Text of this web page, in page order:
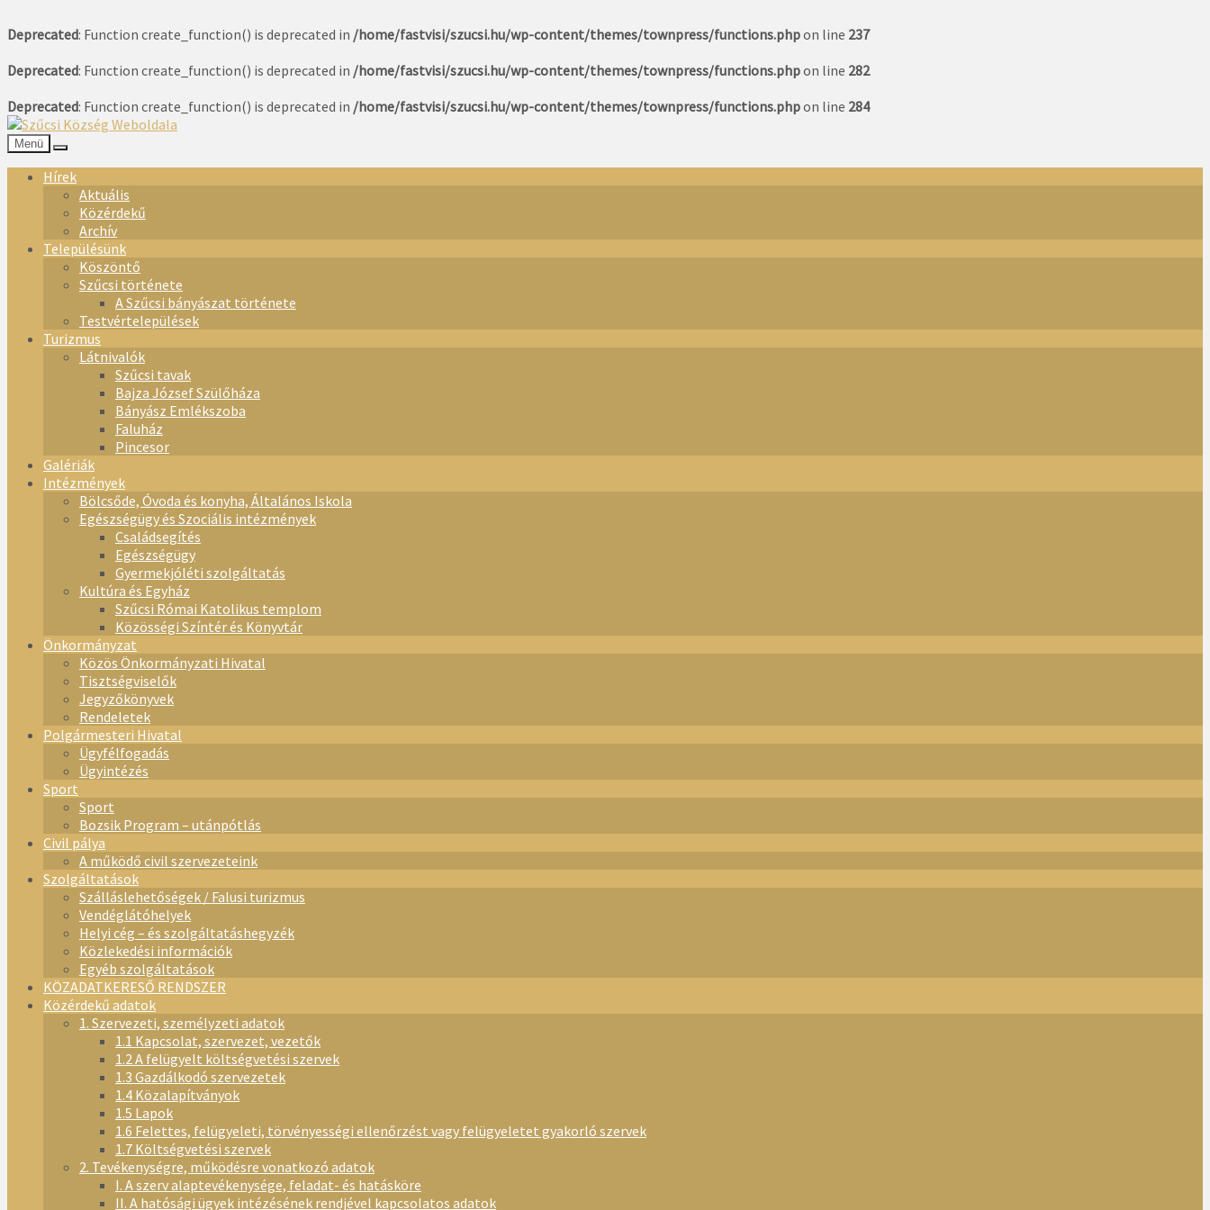
Deprecated: Function create_function() is deprecated in /home/fastvisi/szucsi.hu/wp-content/themes/townpress/functions.phpon line 237
Deprecated: Function create_function() is deprecated in /home/fastvisi/szucsi.hu/wp-content/themes/townpress/functions.phpon line 282
Deprecated: Function create_function() is deprecated in /home/fastvisi/szucsi.hu/wp-content/themes/townpress/functions.phpon line 284
Menü
Hírek
Aktuális
Közérdekű
Archív
Településünk
Köszöntő
Szűcsi története
A Szűcsi bányászat története
Testvértelepülések
Turizmus
Látnivalók
Szűcsi tavak
Bajza József Szülőháza
Bányász Emlékszoba
Faluház
Pincesor
Galériák
Intézmények
Bölcsőde, Óvoda és konyha, Általános Iskola
Egészségügy és Szociális intézmények
Családsegítés
Egészségügy
Gyermekjóléti szolgáltatás
Kultúra és Egyház
Szűcsi Római Katolikus templom
Közösségi Színtér és Könyvtár
Önkormányzat
Közös Önkormányzati Hivatal
Tisztségviselők
Jegyzőkönyvek
Rendeletek
Polgármesteri Hivatal
Ügyfélfogadás
Ügyintézés
Sport
Sport
Bozsik Program – utánpótlás
Civil pálya
A működő civil szervezeteink
Szolgáltatások
Szálláslehetőségek / Falusi turizmus
Vendéglátóhelyek
Helyi cég – és szolgáltatáshegyzék
Közlekedési információk
Egyéb szolgáltatások
KÖZADATKERESŐ RENDSZER
Közérdekű adatok
1. Szervezeti, személyzeti adatok
1.1 Kapcsolat, szervezet, vezetők
1.2 A felügyelt költségvetési szervek
1.3 Gazdálkodó szervezetek
1.4 Közalapítványok
1.5 Lapok
1.6 Felettes, felügyeleti, törvényességi ellenőrzést vagy felügyeletet gyakorló szervek
1.7 Költségvetési szervek
2. Tevékenységre, működésre vonatkozó adatok
I. A szerv alaptevékenysége, feladat- és hatásköre
II. A hatósági ügyek intézésének rendjével kapcsolatos adatok